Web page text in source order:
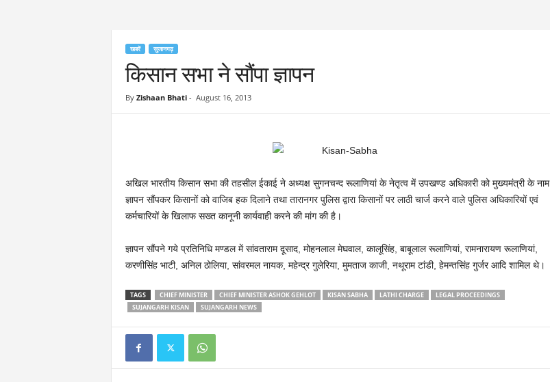
खबरें सुजानगढ़
किसान सभा ने सौंपा ज्ञापन
By Zishaan Bhati- August 16, 2013
अखिल भारतीय किसान सभा की तहसील ईकाई ने अध्यक्ष सुगनचन्द रूलाणियां के नेतृत्व में उपखण्ड अधिकारी को मुख्यमंत्री के नाम
ज्ञापन सौंपकर किसानों को वाजिब हक दिलाने तथा तारानगर पुलिस द्वारा किसानों पर लाठी चार्ज करने वाले पुलिस अधिकारियों एवं
कर्मचारियों के खिलाफ सख्त कानूनी कार्यवाही करने की मांग की है।
ज्ञापन सौंपने गये प्रतिनिधि मण्डल में सांवताराम दूसाद, मोहनलाल मेघवाल, कालूसिंह, बाबूलाल रूलाणियां, रामनारायण रूलाणियां,
करणीसिंह भाटी, अनिल ठोलिया, सांवरमल नायक, महेन्द्र गुलेरिया, मुमताज काजी, नथूराम टांडी, हेमन्तसिंह गुर्जर आदि शामिल थे।
TAGS CHIEF MINISTER CHIEF MINISTER ASHOK GEHLOT KISAN SABHA LATHI CHARGE
LEGAL PROCEEDINGS
SUJANGARH KISAN
SUJANGARH NEWS